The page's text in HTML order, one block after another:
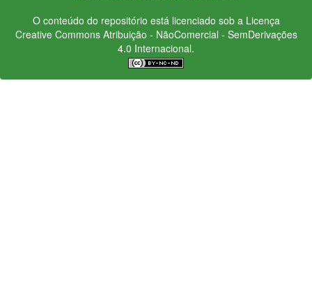
O conteúdo do repositório está licenciado sob a Licença
Creative CommonsAtribuição - NãoComercial - SemDerivações
4.0 Internacional.